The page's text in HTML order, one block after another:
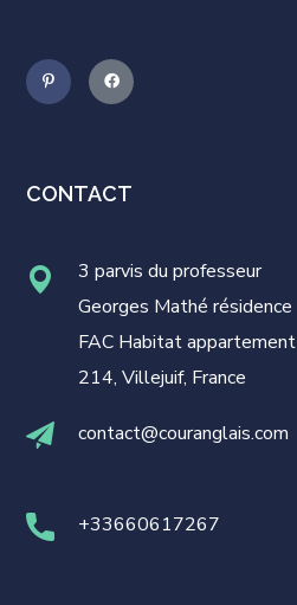
CONTACT
3 parvis du professeur
Georges Mathé résidence
FAC Habitat appartement
214, Villejuif, France
contact@couranglais.com
+33660617267